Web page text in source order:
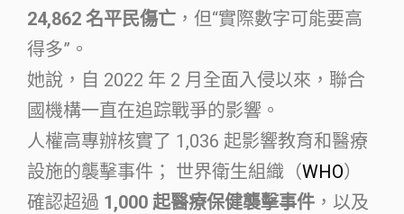
24,862 名平民傷亡 ，但“實際數字可能要高
得多”。
她說，自 2022 年 2 月全面入侵以來，聯合
國機構一直在追踪戰爭的影響。
人權高專辦核實了 1,036 起影響教育和醫療
設施的襲擊事件； 世界衛生組織（WHO）
確認超過 1,000 起醫療保健襲擊事件 ，以及